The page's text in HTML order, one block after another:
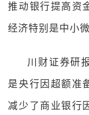
推动银行提高资
经济特别是中小微
川财证券研
是央行因超额准
减少了商业银行